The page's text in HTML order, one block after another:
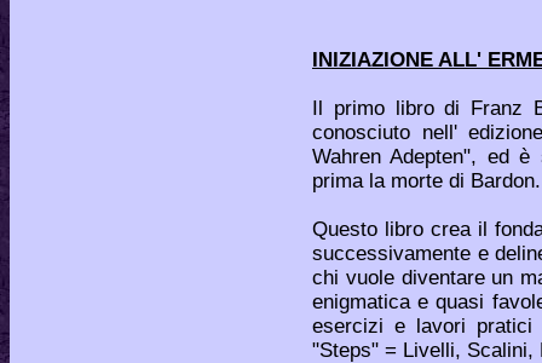
INIZIAZIONE ALL'
Il primo libro di Franz
conosciuto nell'
Wahren Adepten", ed
prima la morte di Bardon.
Questo libro crea il
successivamente e
chi vuole diventare un
enigmatica e quasi
esercizi e lavori
"Steps" = Livelli, Scalini,